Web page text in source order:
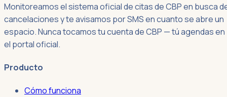
Monitoreamos el sistema oficial de citas de CBP en busca
cancelaciones y te avisamos por SMS en cuanto se abre un
espacio. Nunca tocamos tu cuenta de CBP — tú agendas en
el portal oficial.
Producto
Cómo funciona